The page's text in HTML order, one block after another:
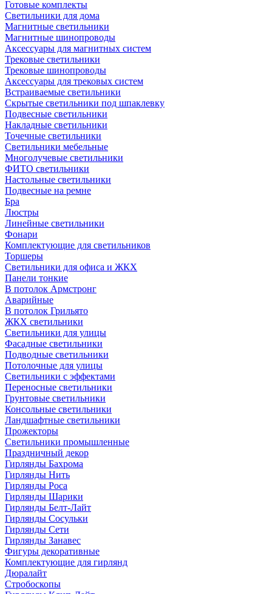
Готовые комплекты
Светильники для дома
Магнитные светильники
Магнитные шинопроводы
Аксессуары для магнитных систем
Трековые светильники
Трековые шинопроводы
Аксессуары для трековых систем
Встраиваемые светильники
Скрытые светильники под шпаклевку
Подвесные светильники
Накладные светильники
Точечные светильники
Светильники мебельные
Многолучевые светильники
ФИТО светильники
Настольные светильники
Подвесные на ремне
Бра
Люстры
Линейные светильники
Фонари
Комплектующие для светильников
Торшеры
Светильники для офиса и ЖКХ
Панели тонкие
В потолок Армстронг
Аварийные
В потолок Грильято
ЖКХ светильники
Светильники для улицы
Фасадные светильники
Подводные светильники
Потолочные для улицы
Светильники с эффектами
Переносные светильники
Грунтовые светильники
Консольные светильники
Ландшафтные светильники
Прожекторы
Светильники промышленные
Праздничный декор
Гирлянды Бахрома
Гирлянды Нить
Гирлянды Роса
Гирлянды Шарики
Гирлянды Белт-Лайт
Гирлянды Сосульки
Гирлянды Сети
Гирлянды Занавес
Фигуры декоративные
Комплектующие для гирлянд
Дюралайт
Стробоскопы